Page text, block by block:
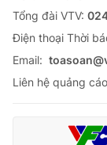
Tổng đài VTV:
Ðiện thoại Thời
Email:
Liên hệ quảng